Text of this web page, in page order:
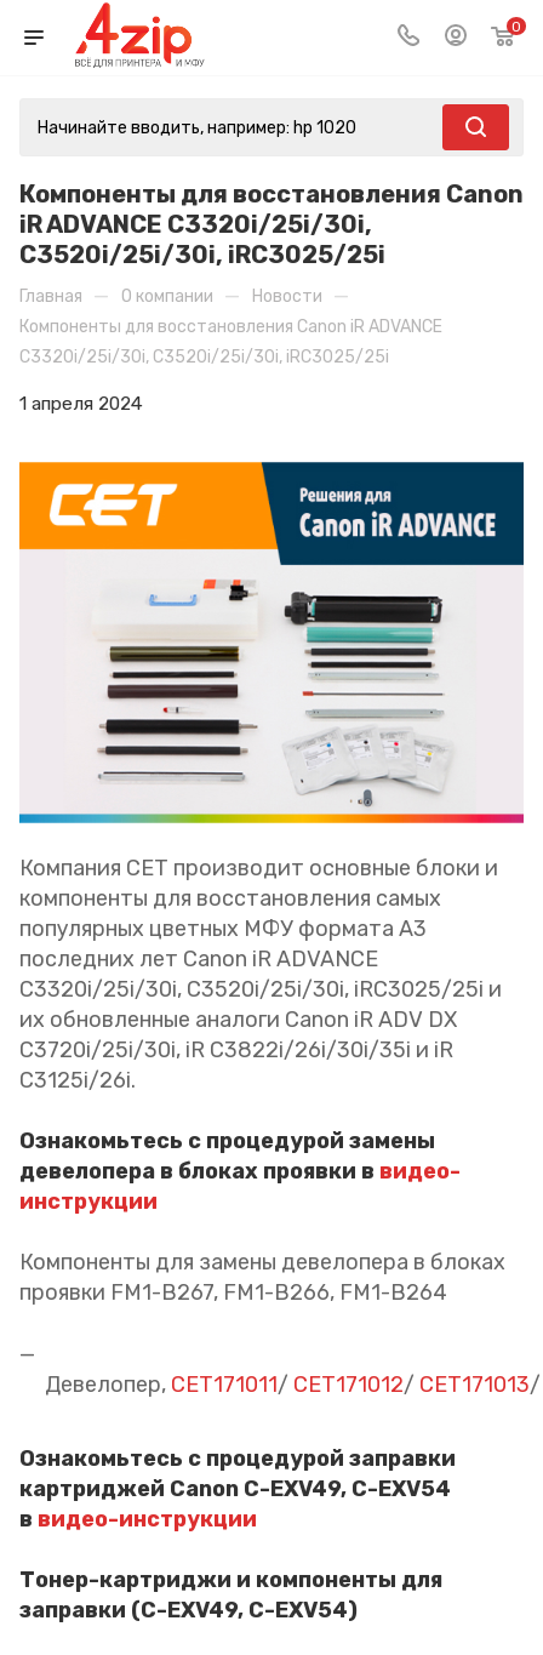
0
Компоненты для восстановления Canon
iR ADVANCE C3320i/25i/30i,
C3520i/25i/30i, iRC3025/25i
Главная — О компании — Новости —
Компоненты для восстановления Canon iR ADVANCE
C3320i/25i/30i, C3520i/25i/30i, iRC3025/25i
1 апреля 2024
Компания CET производит основные блоки и
компоненты для восстановления самых
популярных цветных МФУ формата А3
последних лет Canon iR ADVANCE
C3320i/25i/30i, C3520i/25i/30i, iRC3025/25i и
их обновленные аналоги Canon iR ADV DX
C3720i/25i/30i, iR C3822i/26i/30i/35i и iR
C3125i/26i.
Ознакомьтесь с процедурой замены
девелопера в блоках проявки в видео-
инструкции
Компоненты для замены девелопера в блоках
проявки FM1-B267, FM1-B266, FM1-B264
Девелопер, CET171011/ CET171012/ CET171013
Ознакомьтесь с процедурой заправки
картриджей Canon C-EXV49, C-EXV54
в видео-инструкции
Тонер-картриджи и компоненты для
заправки (C-EXV49, C-EXV54)